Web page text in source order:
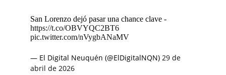
San Lorenzo dejó pasar una chance clave -
https://t.co/OBVYQC2BT6
pic.twitter.com/nVygbANaMV
— El Digital Neuquén (@ElDigitalNQN) 29 de
abril de 2026